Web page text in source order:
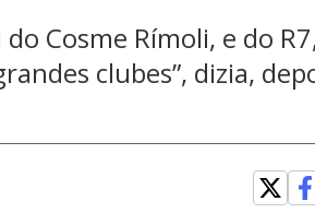
Cosme Rímoli, e do
clubes”, dizia,